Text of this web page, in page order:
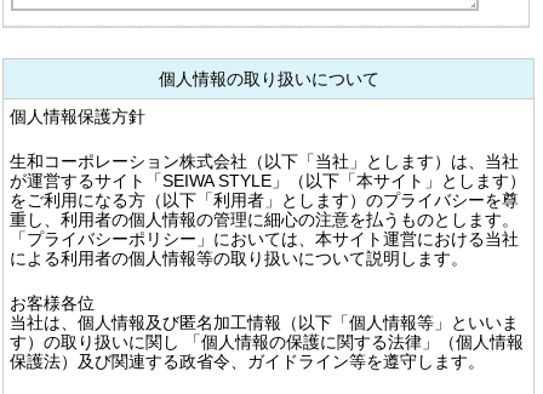
個人情報の取り扱いについて
個人情報保護方針
生和コーポレーション株式会社（以下「当社」とします）は、当社
が運営するサイト「SEIWA STYLE」（以下「本サイト」とします）
をご利用になる方（以下「利用者」とします）のプライバシーを尊
重し、利用者の個人情報の管理に細心の注意を払うものとします。
「プライバシーポリシー」においては、本サイト運営における当社
による利用者の個人情報等の取り扱いについて説明します。
お客様各位
当社は、個人情報及び匿名加工情報（以下「個人情報等」といいま
す）の取り扱いに関し 「個人情報の保護に関する法律」（個人情報
保護法）及び関連する政省令、ガイドライン等を遵守します。